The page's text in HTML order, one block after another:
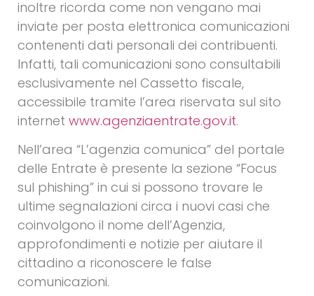
inoltre ricorda come non vengano mai
inviate per posta elettronica comunicazioni
contenenti dati personali dei contribuenti.
Infatti, tali comunicazioni sono consultabili
esclusivamente nel Cassetto fiscale,
accessibile tramite l’area riservata sul sito
internet www.agenziaentrate.gov.it.
Nell’area “L’agenzia comunica” del portale
delle Entrate è presente la sezione “Focus
sul phishing” in cui si possono trovare le
ultime segnalazioni circa i nuovi casi che
coinvolgono il nome dell’Agenzia,
approfondimenti e notizie per aiutare il
cittadino a riconoscere le false
comunicazioni.